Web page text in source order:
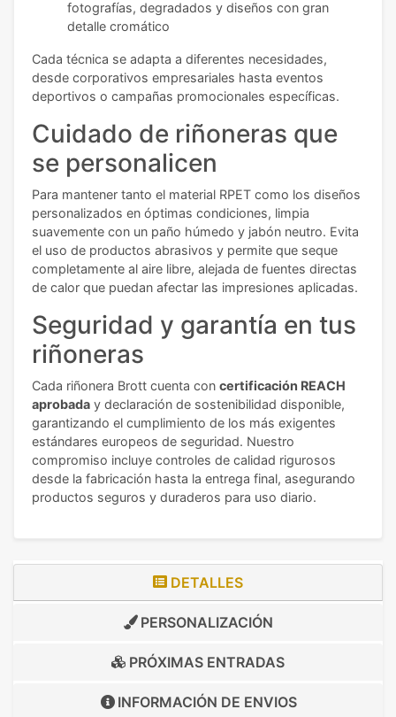
fotografías, degradados y diseños con gran
detalle cromático
Cada técnica se adapta a diferentes necesidades,
desde corporativos empresariales hasta eventos
deportivos o campañas promocionales específicas.
Cuidado de riñoneras que
se personalicen
Para mantener tanto el material RPET como los diseños
personalizados en óptimas condiciones, limpia
suavemente con un paño húmedo y jabón neutro. Evita
el uso de productos abrasivos y permite que seque
completamente al aire libre, alejada de fuentes directas
de calor que puedan afectar las impresiones aplicadas.
Seguridad y garantía en tus
riñoneras
Cada riñonera Brott cuenta con certificación REACH
aprobada y declaración de sostenibilidad disponible,
garantizando el cumplimiento de los más exigentes
estándares europeos de seguridad. Nuestro
compromiso incluye controles de calidad rigurosos
desde la fabricación hasta la entrega final, asegurando
productos seguros y duraderos para uso diario.
DETALLES
PERSONALIZACIÓN
PRÓXIMAS ENTRADAS
INFORMACIÓN DE ENVIOS